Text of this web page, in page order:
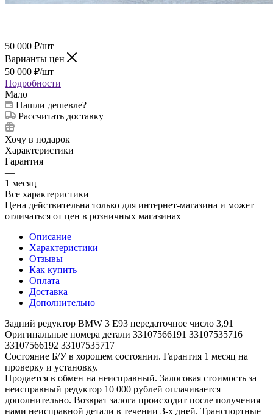
50 000 ₽/шт
Варианты цен
50 000 ₽/шт
Подробности
Мало
Нашли дешевле?
Рассчитать доставку
Хочу в подарок
Характеристики
Гарантия
—
1 месяц
Все характеристики
Цена действительна только для интернет-магазина и может
отличаться от цен в розничных магазинах
Описание
Характеристики
Отзывы
Как купить
Оплата
Доставка
Дополнительно
Задний редуктор BMW 3 E93 передаточное число 3,91
Оригинальные номера детали 33107566191 33107535716
33107566192 33107535717
Состояние Б/У в хорошем состоянии. Гарантия 1 месяц на
проверку и установку.
Продается в обмен на неисправный. Залоговая стоимость за
неисправный редуктор 10 000 рублей оплачивается
дополнительно. Возврат залога происходит после получения
нами неисправной детали в течении 3-х дней. Транспортные